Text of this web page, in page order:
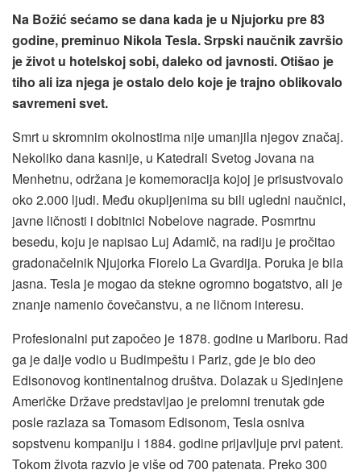
Na Božić sećamo se dana kada je u Njujorku pre 83
godine, preminuo Nikola Tesla. Srpski naučnik završio
je život u hotelskoj sobi, daleko od javnosti. Otišao je
tiho ali iza njega je ostalo delo koje je trajno oblikovalo
savremeni svet.
Smrt u skromnim okolnostima nije umanjila njegov značaj.
Nekoliko dana kasnije, u Katedrali Svetog Jovana na
Menhetnu, održana je komemoracija kojoj je prisustvovalo
oko 2.000 ljudi. Među okupljenima su bili ugledni naučnici,
javne ličnosti i dobitnici Nobelove nagrade. Posmrtnu
besedu, koju je napisao Luj Adamič, na radiju je pročitao
gradonačelnik Njujorka Fiorelo La Gvardija. Poruka je bila
jasna. Tesla je mogao da stekne ogromno bogatstvo, ali je
znanje namenio čovečanstvu, a ne ličnom interesu.
Profesionalni put započeo je 1878. godine u Mariboru. Rad
ga je dalje vodio u Budimpeštu i Pariz, gde je bio deo
Edisonovog kontinentalnog društva. Dolazak u Sjedinjene
Američke Države predstavljao je prelomni trenutak gde
posle razlaza sa Tomasom Edisonom, Tesla osniva
sopstvenu kompaniju i 1884. godine prijavljuje prvi patent.
Tokom života razvio je više od 700 patenata. Preko 300